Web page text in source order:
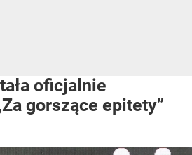
oficjalnie
gorszące epitety”